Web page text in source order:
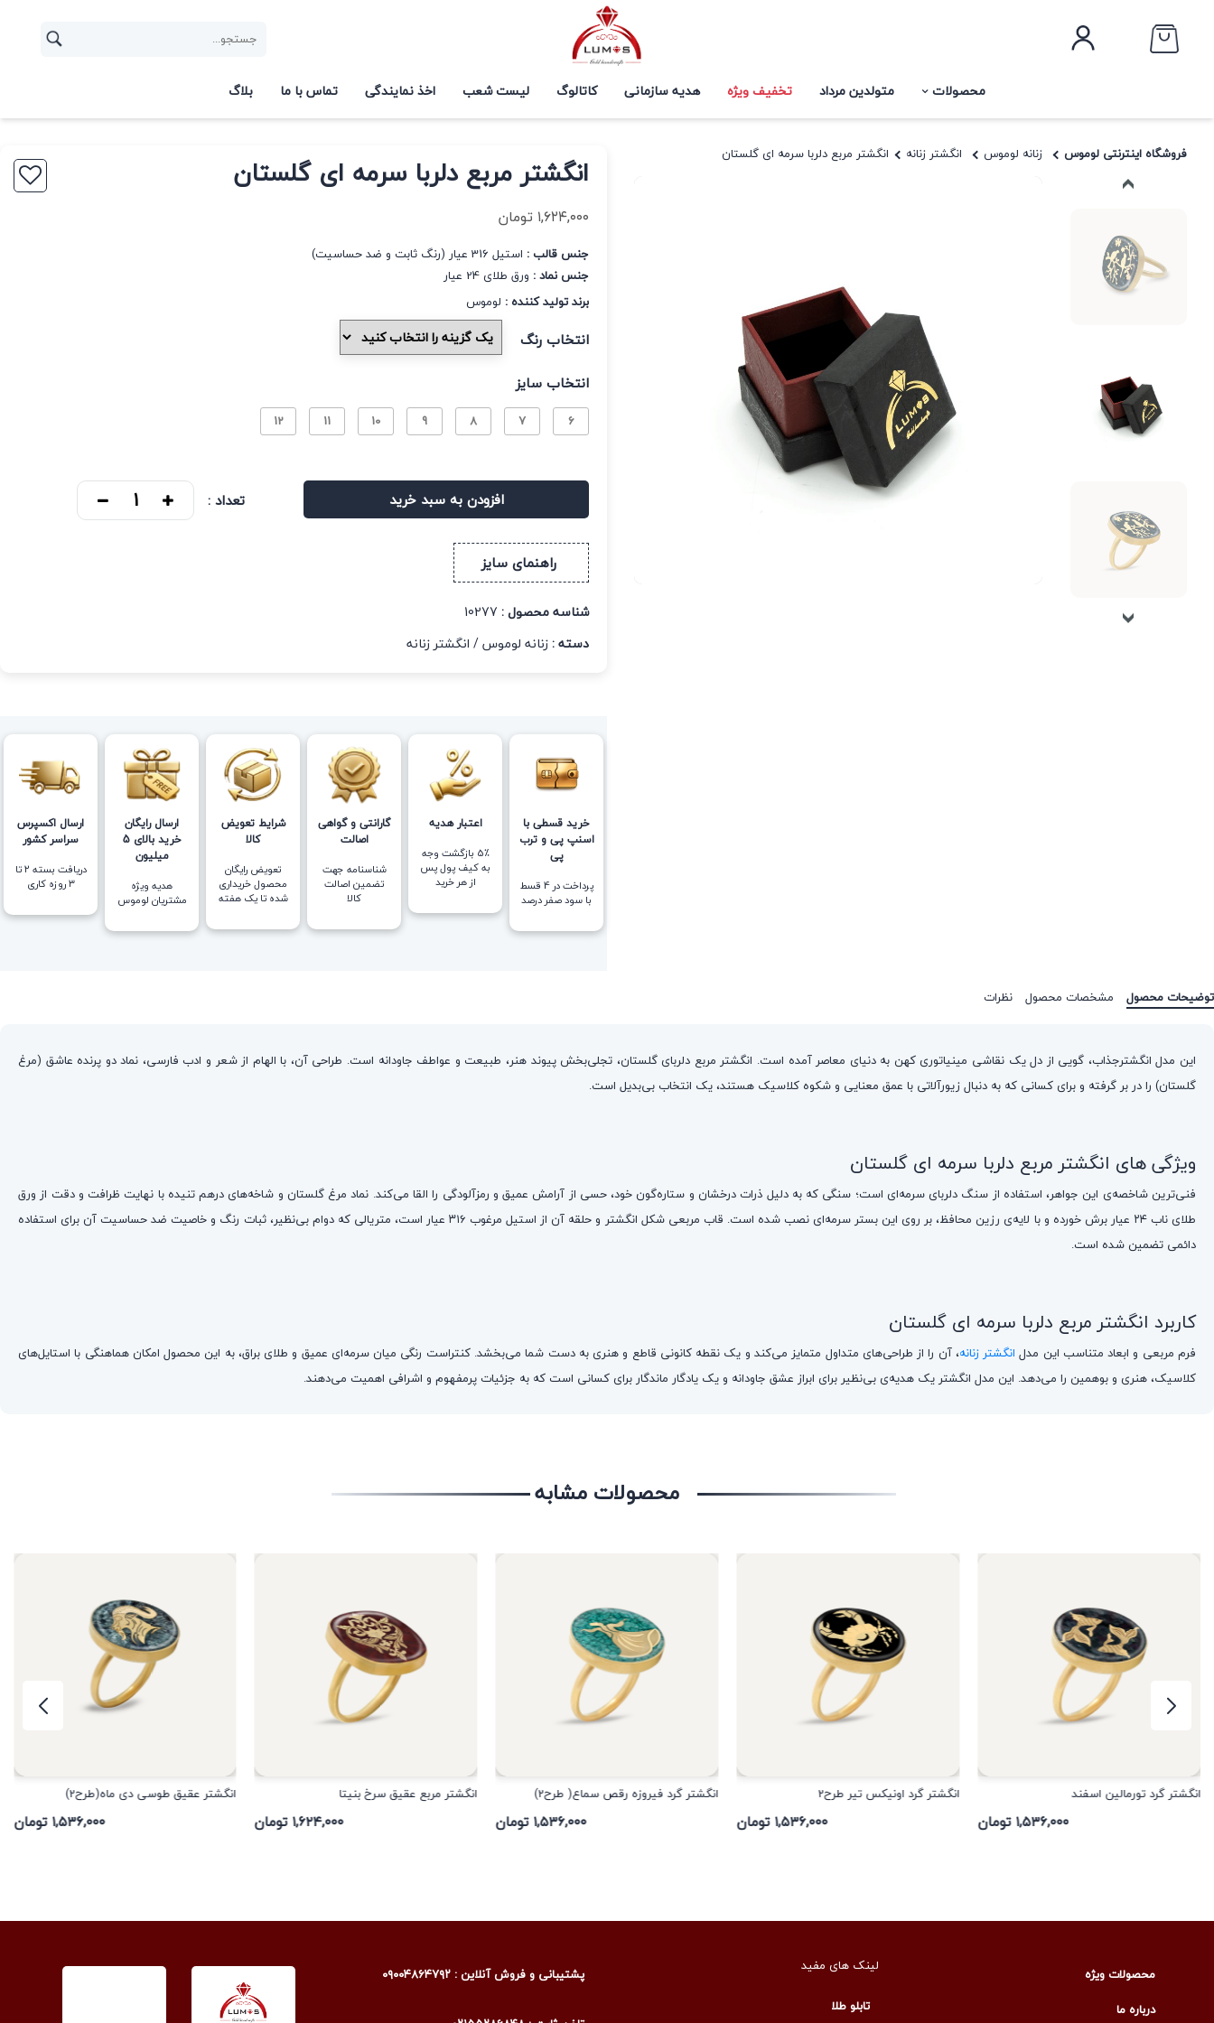
محصولات متولدین مرداد تخفیف ویژه هدیه سازمانی کاتالوگ لیست شعب اخذ نمایندگی تماس با ما بلاگ
فروشگاه اینترنتی لوموس زنانه لوموس انگشتر زنانه انگشتر مربع دلربا سرمه ای گلستان انگشتر مربع دلربا سرمه ای گلستان
۱,۶۲۴,۰۰۰ تومان
جنس قالب : استیل 316 عیار (رنگ ثابت و ضد حساسیت)
جنس نماد : ورق طلای 24 عیار
برند تولید کننده : لوموس
انتخاب رنگ
انتخاب سایز
6
7
8
9
10
11
12
افزودن به سبد خرید تعداد :
راهنمای سایز
شناسه محصول : 10277
دسته :زنانه لوموس/ انگشتر زنانه
خرید قسطی با
اسنپ پی و ترب
پی
پرداخت در 4 قسط
با سود صفر درصد
اعتبار هدیه
5٪ بازگشت وجه
به کیف پول پس
از هر خرید
گارانتی و گواهی
اصالت
شناسنامه جهت
تضمین اصالت
کالا
شرایط تعویض
کالا
تعویض رایگان
محصول خریداری
شده تا یک هفته
ارسال رایگان
خرید بالای 5
میلیون
هدیه ویژه
مشتریان لوموس
ارسال اکسپرس
سراسر کشور
دریافت بسته ۲ تا
۳ روزه کاری
توضیحات محصول مشخصات محصول نظرات
این مدل انگشترجذاب، گویی از دل یک نقاشی مینیاتوری کهن به دنیای معاصر آمده است. انگشتر مربع دلربای گلستان، تجلی‌بخش پیوند هنر، طبیعت و عواطف جاودانه است. طراحی آن، با الهام از شعر و ادب فارسی، نماد دو پرنده عاشق (مرغ
گلستان) را در بر گرفته و برای کسانی که به دنبال زیورآلاتی با عمق معنایی و شکوه کلاسیک هستند، یک انتخاب بی‌بدیل است.
ویژگی های انگشتر مربع دلربا سرمه ای گلستان
فنی‌ترین شاخصه‌ی این جواهر، استفاده از سنگ دلربای سرمه‌ای است؛ سنگی که به دلیل ذرات درخشان و ستاره‌گون خود، حسی از آرامش عمیق و رمزآلودگی را القا می‌کند. نماد مرغ گلستان و شاخه‌های درهم تنیده با نهایت ظرافت و دقت از ورق
طلای ناب ۲۴ عیار برش خورده و با لایه‌ی رزین محافظ، بر روی این بستر سرمه‌ای نصب شده است. قاب مربعی شکل انگشتر و حلقه آن از استیل مرغوب ۳۱۶ عیار است، متریالی که دوام بی‌نظیر، ثبات رنگ و خاصیت ضد حساسیت آن برای استفاده
دائمی تضمین شده است.
کاربرد انگشتر مربع دلربا سرمه ای گلستان
فرم مربعی و ابعاد متناسب این مدل انگشتر زنانه، آن را از طراحی‌های متداول متمایز می‌کند و یک نقطه کانونی قاطع و هنری به دست شما می‌بخشد. کنتراست رنگی میان سرمه‌ای عمیق و طلای براق، به این محصول امکان هماهنگی با استایل‌های
کلاسیک، هنری و بوهمین را می‌دهد. این مدل انگشتر یک هدیه‌ی بی‌نظیر برای ابراز عشق جاودانه و یک یادگار ماندگار برای کسانی است که به جزئیات پرمفهوم و اشرافی اهمیت می‌دهند.
محصولات مشابه
انگشتر گرد تورمالین اسفند
۱,۵۳۶,۰۰۰ تومان
انگشتر گرد اونیکس تیر طرح2
۱,۵۳۶,۰۰۰ تومان
انگشتر گرد فیروزه رقص سماع( طرح2)
۱,۵۳۶,۰۰۰ تومان
انگشتر مربع عقیق سرخ بنیتا
۱,۶۲۴,۰۰۰ تومان
انگشتر عقیق طوسی دی ماه(طرح2)
۱,۵۳۶,۰۰۰ تومان
محصولات ویژه
درباره ما
لینک های مفید
تابلو طلا
پشتیبانی و فروش آنلاین : ۰۹۰۰۴۸۶۴۷۹۲